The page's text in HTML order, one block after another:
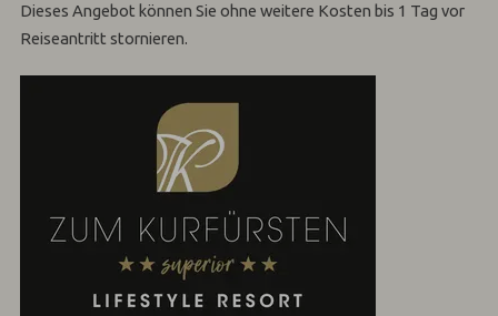
Dieses Angebot können Sie ohne weitere Kosten bis 1 Tag vor
Reiseantritt stornieren.